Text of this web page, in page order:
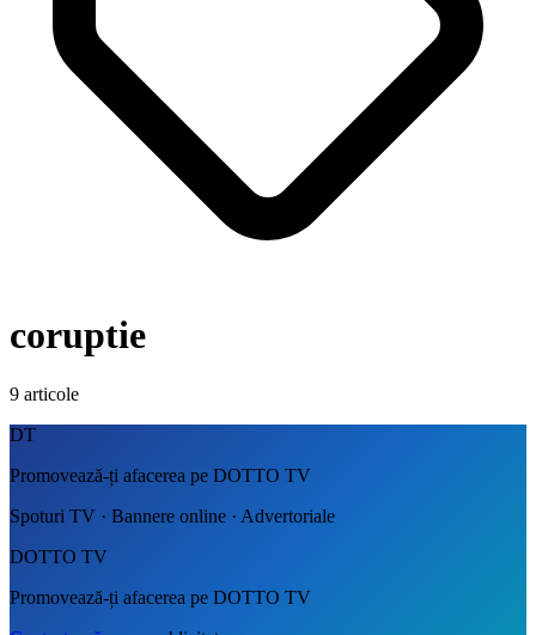
coruptie
9 articole
DT
Promovează-ți afacerea pe DOTTO TV
Spoturi TV · Bannere online · Advertoriale
DOTTO TV
Promovează-ți afacerea pe DOTTO TV